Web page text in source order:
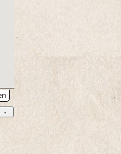
to maintenance downtime or